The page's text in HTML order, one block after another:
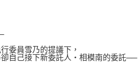
委員雪乃的提議下，
自己接下新委託人‧相模南的委託──